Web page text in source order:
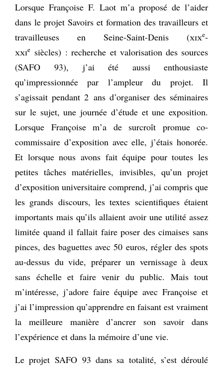
Lorsque Françoise F. Laot m’a proposé de l’aider
dans le projet Savoirs et formation des travailleurs et
travailleuses en Seine-Saint-Denis (xixe-
xxie siècles) : recherche et valorisation des sources
(SAFO 93), j’ai été aussi enthousiaste
qu’impressionnée par l’ampleur du projet. Il
s’agissait pendant 2 ans d’organiser des séminaires
sur le sujet, une journée d’étude et une exposition.
Lorsque Françoise m’a de surcroît promue co-
commissaire d’exposition avec elle, j’étais honorée.
Et lorsque nous avons fait équipe pour toutes les
petites tâches matérielles, invisibles, qu’un projet
d’exposition universitaire comprend, j’ai compris que
les grands discours, les textes scientifiques étaient
importants mais qu’ils allaient avoir une utilité assez
limitée quand il fallait faire poser des cimaises sans
pinces, des baguettes avec 50 euros, régler des spots
au-dessus du vide, préparer un vernissage à deux
sans échelle et faire venir du public. Mais tout
m’intéresse, j’adore faire équipe avec Françoise et
j’ai l’impression qu’apprendre en faisant est vraiment
la meilleure manière d’ancrer son savoir dans
l’expérience et dans la mémoire d’une vie.
Le projet SAFO 93 dans sa totalité, s’est déroulé